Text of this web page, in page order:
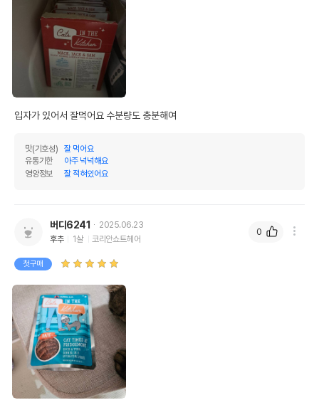
입자가 있어서 잘먹어요 수분량도 충분해여
맛(기호성)
잘 먹어요
유통기한
아주 넉넉해요
영양정보
잘 적혀있어요
버디6241
2025.06.23
후추
1살 코리안쇼트헤어
첫구매
0